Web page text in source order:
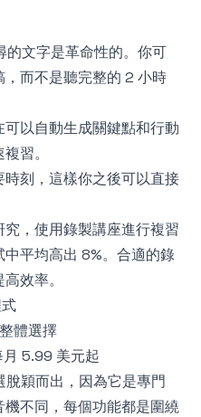
的文字是革命性的。你可
而不是聽完整的 2 小時
可以自動生成關鍵點和行動
習。
刻，這樣你之後可以直接
究 ，使用錄製講座進行複習
平均高出 8%。合適的錄
效率。
體選擇
月 5.99 美元起
穎而出，因為它是專門
不同，每個功能都是圍繞